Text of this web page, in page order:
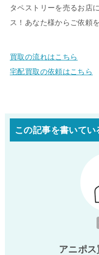
タペストリーを売るお店
ス！あなた様からご依頼
買取の流れはこちら
宅配買取の依頼はこちら
この記事を書いてい
アニポ